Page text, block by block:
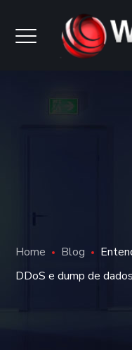
Home Blog
DDoS e dump de dados